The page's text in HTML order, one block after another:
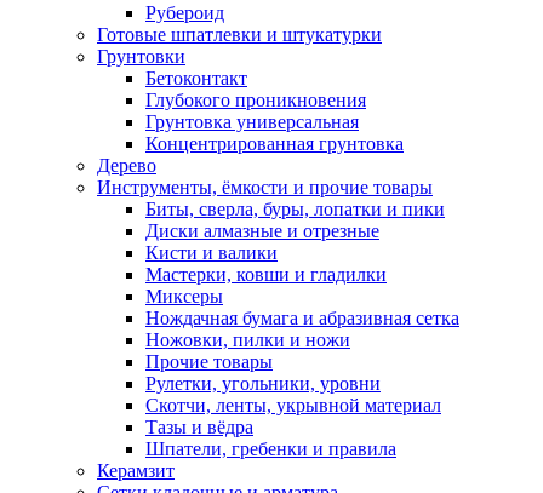
Рубероид
Готовые шпатлевки и штукатурки
Грунтовки
Бетоконтакт
Глубокого проникновения
Грунтовка универсальная
Концентрированная грунтовка
Дерево
Инструменты, ёмкости и прочие товары
Биты, сверла, буры, лопатки и пики
Диски алмазные и отрезные
Кисти и валики
Мастерки, ковши и гладилки
Миксеры
Нождачная бумага и абразивная сетка
Ножовки, пилки и ножи
Прочие товары
Рулетки, угольники, уровни
Скотчи, ленты, укрывной материал
Тазы и вёдра
Шпатели, гребенки и правила
Керамзит